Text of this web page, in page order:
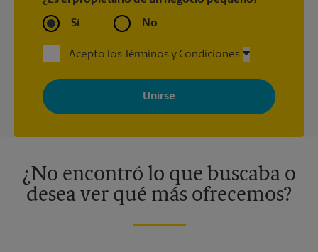
Sí No
Acepto los Términos y Condiciones
Al registrarse, acepta recibir correos electrónicos de The UPS
Store con noticias, ofertas especiales, promociones y mensajes
adaptados a sus intereses. Puede darse de baja en cualquier
momento. Para más información, consulte nuestra política de
¿No encontró lo que buscaba o
desea ver qué más ofrecemos?